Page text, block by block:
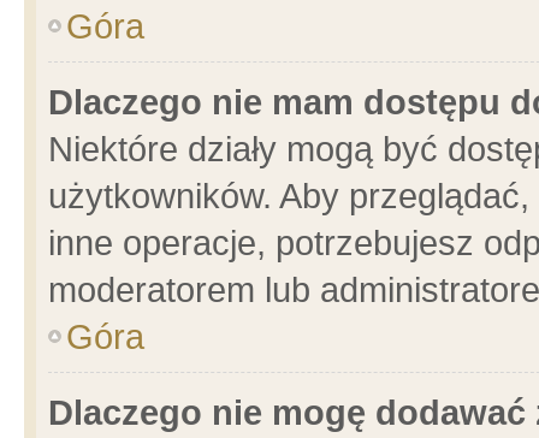
Góra
Dlaczego nie mam dostępu
Niektóre działy mogą być
użytkowników. Aby
inne operacje, potrzebujesz
moderatorem lub
Góra
Dlaczego nie mogę dodawać